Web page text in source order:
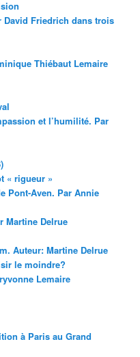
David Friedrich dans trois
Thiébaut Lemaire
et l’humilité. Par
« rigueur »
Pont-Aven. Par Annie
Martine Delrue
Auteur: Martine Delrue
le moindre?
Lemaire
à Paris au Grand